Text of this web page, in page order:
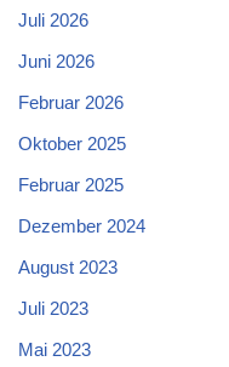
Juli 2026
Juni 2026
Februar 2026
Oktober 2025
Februar 2025
Dezember 2024
August 2023
Juli 2023
Mai 2023